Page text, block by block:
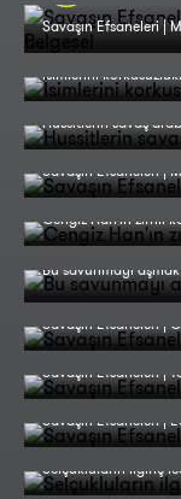
Savaşın Efsaneleri |
İsimlerini
Hussitlerin savaş
Savaşın Efsaneleri |
Cengiz Han'ın zırhlı
Bu savunmayı
Savaşın Efsaneleri |
Savaşın Efsaneleri |
Savaşın Efsaneleri |
Selçukluların ilginç